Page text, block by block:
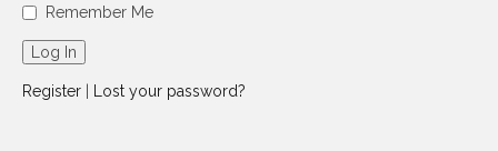
Remember Me
Register | Lost your password?